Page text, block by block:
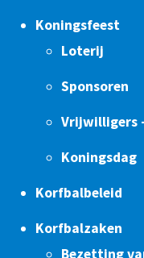
Koningsfeest
Loterij
Sponsoren
Vrijwilligers
Koningsdag
Korfbalbeleid
Korfbalzaken
Bezetting